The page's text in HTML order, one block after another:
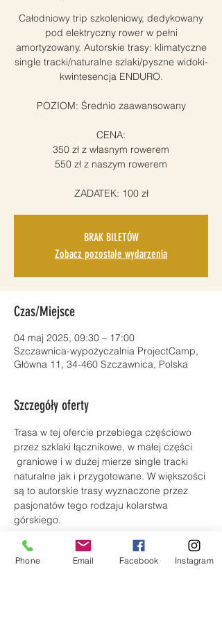
Całodniowy trip szkoleniowy, dedykowany
pod elektryczny rower w pełni
amortyzowany. Autorskie trasy: klimatyczne
single tracki/naturalne szlaki/pyszne widoki-
kwintesencja ENDURO.
POZIOM: Średnio zaawansowany
CENA:
350 zł z własnym rowerem
550 zł z naszym rowerem
ZADATEK: 100 zł
BRAK BILETÓW
Zobacz pozostałe wydarzenia
Czas/Miejsce
04 maj 2025, 09:30 – 17:00
Szczawnica-wypożyczalnia ProjectCamp,
Główna 11, 34-460 Szczawnica, Polska
Szczegóły oferty
Trasa w tej ofercie przebiega częściowo
przez szklaki łącznikowe, w małej części
graniowe i w dużej mierze single tracki
naturalne jak i przygotowane. W większości
są to autorskie trasy wyznaczone przez
pasjonatów tego rodzaju kolarstwa
górskiego.
Pod okiem przewodnika/instruktora
poczujesz się pewniej w trudniejszym
Phone Email Facebook Instagram